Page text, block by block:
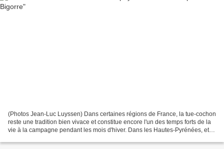
(Photos Jean-Luc Luyssen) Dans certaines régions de France, la tue-cochon
reste une tradition bien vivace et constitue encore l'un des temps forts de la
vie à la campagne pendant les mois d'hiver. Dans les Hautes-Pyrénées, et